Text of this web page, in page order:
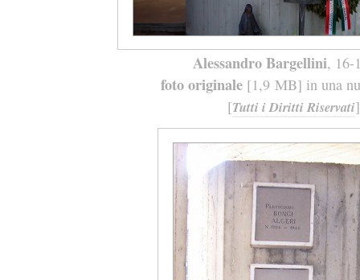
Alessandro Bargellini, 16-
foto originale[1,9 MB] in una
[Tutti i Diritti Riservati]